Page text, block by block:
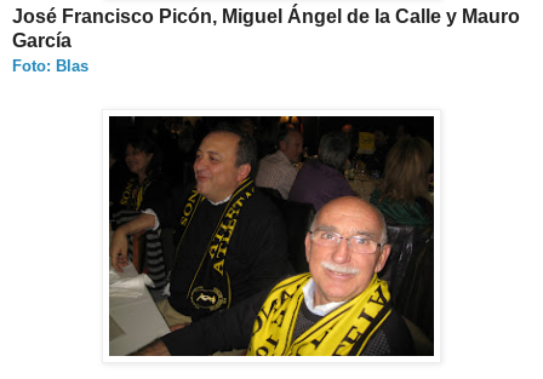
José Francisco Picón, Miguel Ángel de la Calle y Mauro
García
Foto: Blas